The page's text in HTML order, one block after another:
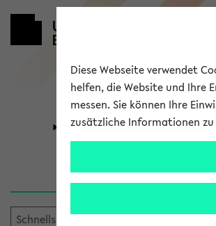
Universität
Diese Webseite verwendet
helfen, die Website und Ihre
messen. Sie können Ihre
zusätzliche Informationen zu